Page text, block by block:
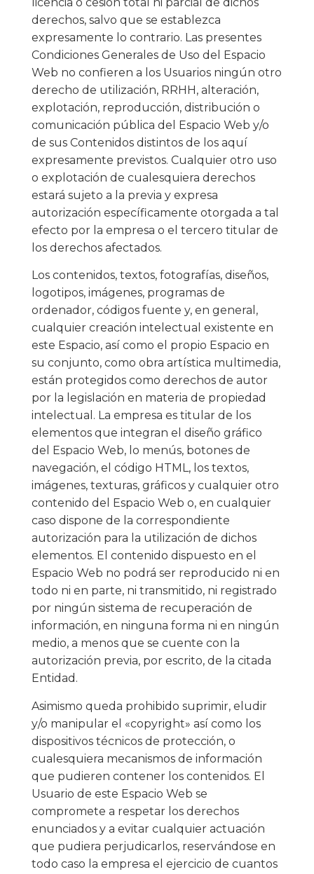
derechos, salvo que se establezca
expresamente lo contrario. Las presentes
Condiciones Generales de Uso del Espacio
Web no confieren a los Usuarios ningún otro
derecho de utilización, RRHH, alteración,
explotación, reproducción, distribución o
comunicación pública del Espacio Web y/o
de sus Contenidos distintos de los aquí
expresamente previstos. Cualquier otro uso
o explotación de cualesquiera derechos
estará sujeto a la previa y expresa
autorización específicamente otorgada a tal
efecto por la empresa o el tercero titular de
los derechos afectados.
Los contenidos, textos, fotografías, diseños,
logotipos, imágenes, programas de
ordenador, códigos fuente y, en general,
cualquier creación intelectual existente en
este Espacio, así como el propio Espacio en
su conjunto, como obra artística multimedia,
están protegidos como derechos de autor
por la legislación en materia de propiedad
intelectual. La empresa es titular de los
elementos que integran el diseño gráfico
del Espacio Web, lo menús, botones de
navegación, el código HTML, los textos,
imágenes, texturas, gráficos y cualquier otro
contenido del Espacio Web o, en cualquier
caso dispone de la correspondiente
autorización para la utilización de dichos
elementos. El contenido dispuesto en el
Espacio Web no podrá ser reproducido ni en
todo ni en parte, ni transmitido, ni registrado
por ningún sistema de recuperación de
información, en ninguna forma ni en ningún
medio, a menos que se cuente con la
autorización previa, por escrito, de la citada
Entidad.
Asimismo queda prohibido suprimir, eludir
y/o manipular el «copyright» así como los
dispositivos técnicos de protección, o
cualesquiera mecanismos de información
que pudieren contener los contenidos. El
Usuario de este Espacio Web se
compromete a respetar los derechos
enunciados y a evitar cualquier actuación
que pudiera perjudicarlos, reservándose en
todo caso la empresa el ejercicio de cuantos